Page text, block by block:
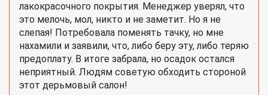
лакокрасочного покрытия. Менеджер уверял, что
это мелочь, мол, никто и не заметит. Но я не
слепая! Потребовала поменять тачку, но мне
нахамили и заявили, что, либо беру эту, либо теряю
предоплату. В итоге забрала, но осадок остался
неприятный. Людям советую обходить стороной
этот дерьмовый салон!